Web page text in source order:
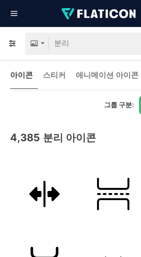
아이콘 스티커 애니메이션 아이콘
그룹 구분:
4,385 분리 아이콘